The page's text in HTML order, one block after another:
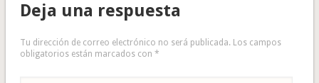
Deja una respuesta
Tu dirección de correo electrónico no será publicada. Los campos
obligatorios están marcados con *